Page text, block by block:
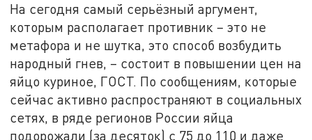
На сегодня самый серьёзный аргумент,
которым располагает противник – это не
метафора и не шутка, это способ возбудить
народный гнев, – состоит в повышении цен на
яйцо куриное, ГОСТ. По сообщениям, которые
сейчас активно распространяют в социальных
сетях, в ряде регионов России яйца
подорожали (за десяток) с 75 до 110 и даже